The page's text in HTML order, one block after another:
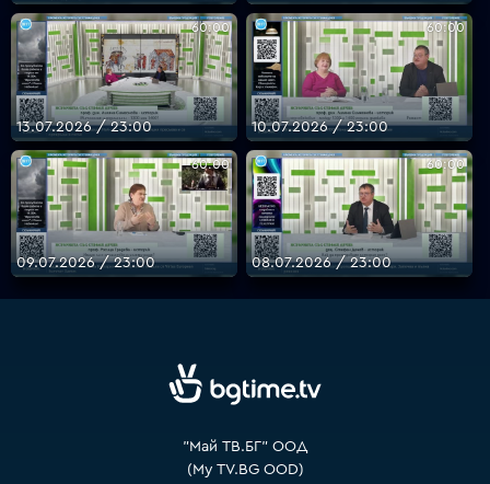
60:00
13.07.2026 / 23:00
60:00
10.07.2026 / 23:00
60:00
09.07.2026 / 23:00
60:00
08.07.2026 / 23:00
"Май ТВ.БГ" ООД
(My TV.BG OOD)